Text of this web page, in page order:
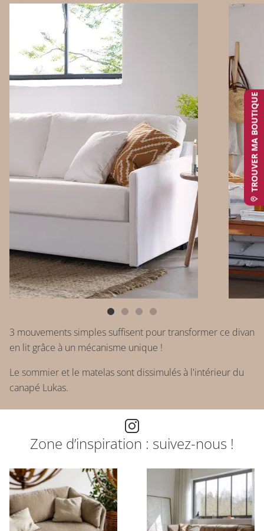
3 mouvements simples suffisent pour transformer ce divan
en lit grâce à un mécanisme unique !
Le sommier et le matelas sont dissimulés à l'intérieur du
canapé Lukas.
TROUVER MA BOUTIQUE
Zone d’inspiration : suivez-nous !